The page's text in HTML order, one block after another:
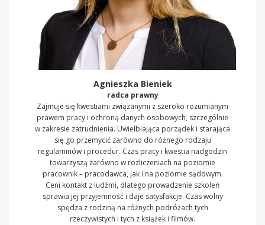
Agnieszka Bieniek
radca prawny
Zajmuje się kwestiami związanymi z szeroko rozumianym
prawem pracy i ochroną danych osobowych, szczególnie
w zakresie zatrudnienia. Uwielbiająca porządek i starająca
się go przemycić zarówno do różnego rodzaju
regulaminów i procedur. Czas pracy i kwestia nadgodzin
towarzyszą zarówno w rozliczeniach na poziomie
pracownik – pracodawca, jak i na poziomie sądowym.
Ceni kontakt z ludźmi, dlatego prowadzenie szkoleń
sprawia jej przyjemność i daje satysfakcje. Czas wolny
spędza z rodziną na różnych podróżach tych
rzeczywistych i tych z książek i filmów.